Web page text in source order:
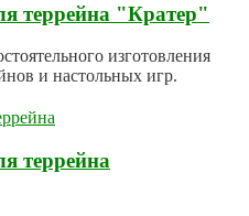
террейна "Кратер"
изготовления
и настольных игр.
террейна